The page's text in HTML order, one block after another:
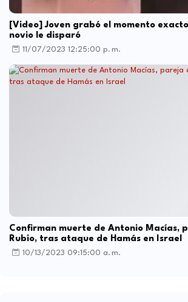
[Video] Joven grabó el momento
novio le disparó
11/07/2023 12:25:00 p. m.
Confirman muerte de Antonio Macías,
Rubio, tras ataque de Hamás en Israel
10/13/2023 09:15:00 a. m.